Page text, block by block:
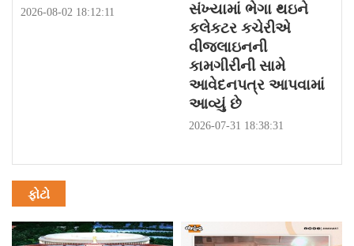
2026-08-02 18:12:11
સંખ્યામાં ભેગા થઇને
કલેકટર કચેરીએ
વીજલાઇનની
કામગીરીની સામે
આવેદનપત્ર આપવામાં
આવ્યું છે
2026-07-31 18:38:31
ફોટો